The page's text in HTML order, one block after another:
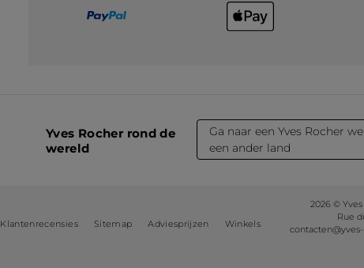
Yves Rocher rond de
wereld
Ga naar een Yves Rocher
een ander land
Klantenrecensies Sitemap Adviesprijzen Winkels
2026 ©
Rue